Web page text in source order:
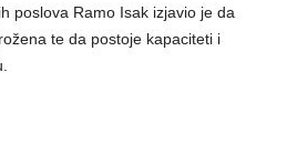
poslova Ramo Isak izjavio je da
te da postoje kapaciteti i